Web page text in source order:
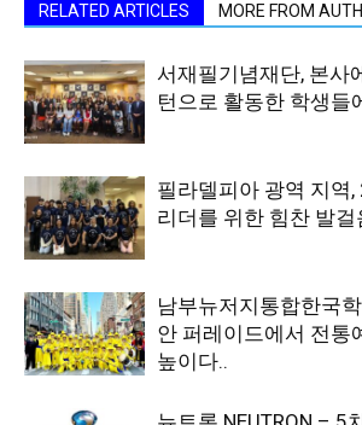
RELATED ARTICLES MORE FROM
서재필기념재단, 본사
턴으로 활동한 학생들
필라델피아 광역 지역
리더를 위한 힘찬 발걸
남부뉴저지통합한국
안 퍼레이드에서 전통
높이다..